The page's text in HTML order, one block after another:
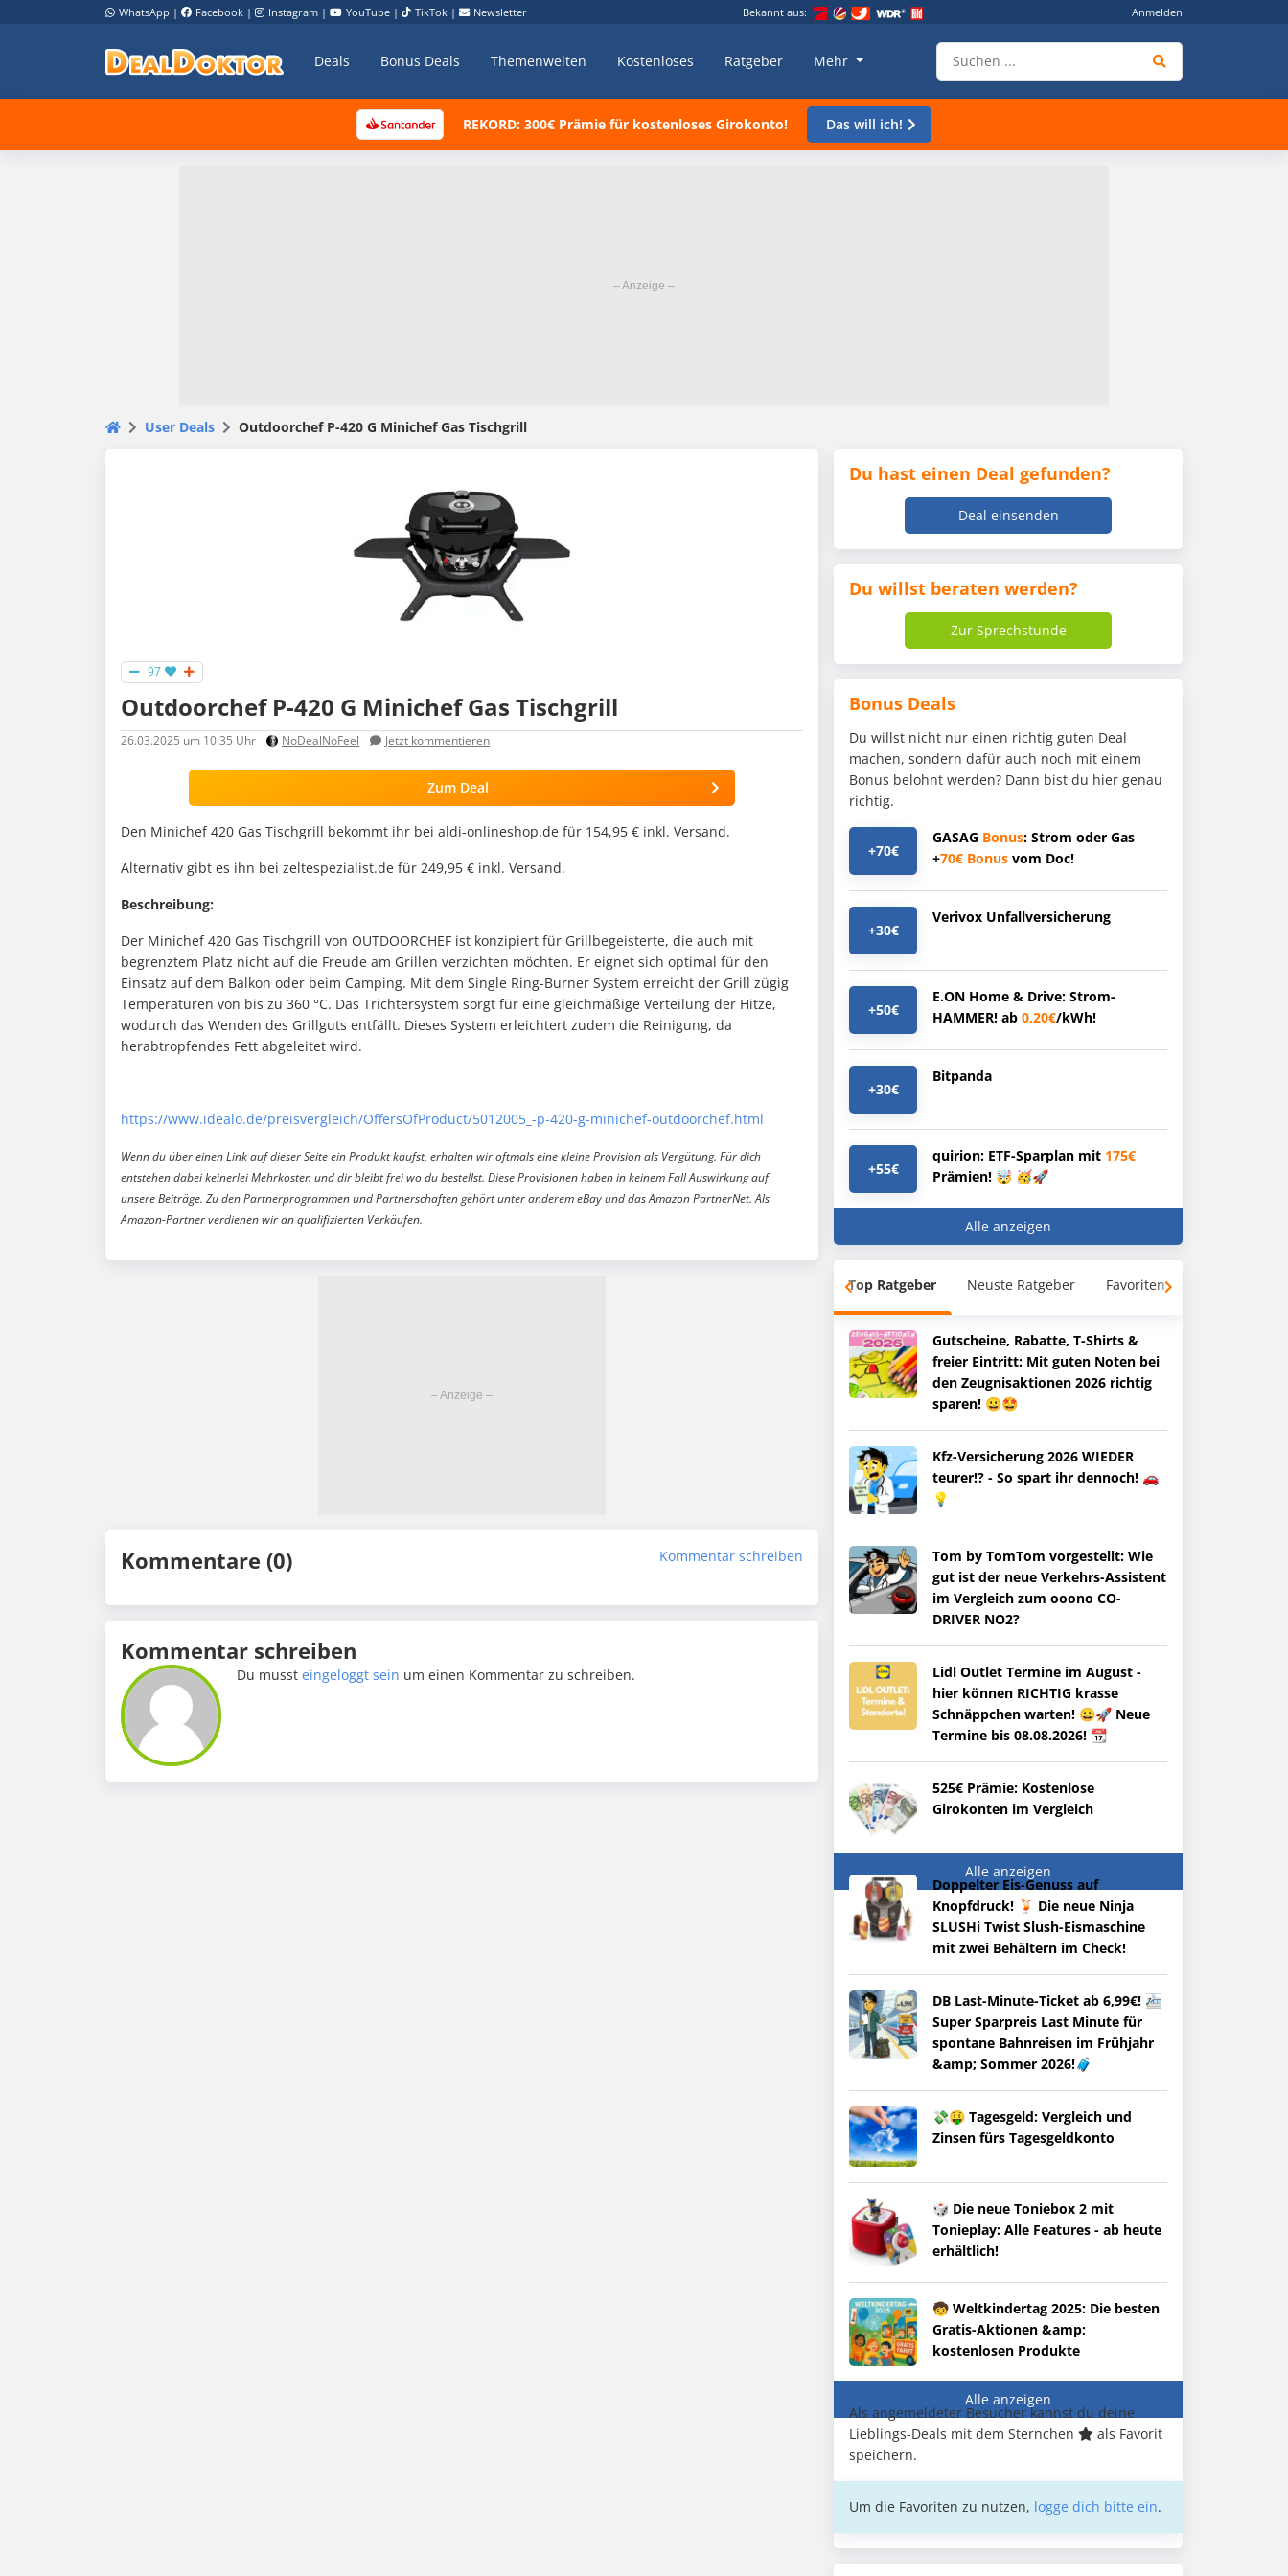
WhatsApp | Facebook | Instagram | YouTube | TikTok | Newsletter Bekannt aus: Anmelden
Deals Bonus Deals Themenwelten Kostenloses Ratgeber Mehr
REKORD: 300€ Prämie für kostenloses Girokonto! Das will ich!
User Deals Outdoorchef P-420 G Minichef Gas Tischgrill
97
Outdoorchef P-420 G Minichef Gas Tischgrill
26.03.2025 um 10:35 Uhr NoDealNoFeel Jetzt kommentieren
Zum Deal
Den Minichef 420 Gas Tischgrill bekommt ihr bei aldi-onlineshop.de für 154,95 € inkl. Versand.
Alternativ gibt es ihn bei zeltespezialist.de für 249,95 € inkl. Versand.
Beschreibung:
Der Minichef 420 Gas Tischgrill von OUTDOORCHEF ist konzipiert für Grillbegeisterte, die auch mit
begrenztem Platz nicht auf die Freude am Grillen verzichten möchten. Er eignet sich optimal für den
Einsatz auf dem Balkon oder beim Camping. Mit dem Single Ring-Burner System erreicht der Grill zügig
Temperaturen von bis zu 360 °C. Das Trichtersystem sorgt für eine gleichmäßige Verteilung der Hitze,
wodurch das Wenden des Grillguts entfällt. Dieses System erleichtert zudem die Reinigung, da
herabtropfendes Fett abgeleitet wird.
https://www.idealo.de/preisvergleich/OffersOfProduct/5012005_-p-420-g-minichef-outdoorchef.html
Wenn du über einen Link auf dieser Seite ein Produkt kaufst, erhalten wir oftmals eine kleine Provision als Vergütung. Für dich
entstehen dabei keinerlei Mehrkosten und dir bleibt frei wo du bestellst. Diese Provisionen haben in keinem Fall Auswirkung auf
unsere Beiträge. Zu den Partnerprogrammen und Partnerschaften gehört unter anderem eBay und das Amazon PartnerNet. Als
Amazon-Partner verdienen wir an qualifizierten Verkäufen.
Kommentare (0) Kommentar schreiben
Kommentar schreiben
Du mussteingeloggt sein um einen Kommentar zu schreiben.
Du hast einen Deal gefunden?
Deal einsenden
Du willst beraten werden?
Zur Sprechstunde
Bonus Deals
Du willst nicht nur einen richtig guten Deal
machen, sondern dafür auch noch mit einem
Bonus belohnt werden? Dann bist du hier genau
richtig.
+70€
GASAG Bonus: Strom oder Gas
+70€ Bonus vom Doc!
+30€
Verivox Unfallversicherung
+50€
E.ON Home & Drive: Strom-
HAMMER! ab 0,20€/kWh!
+30€
Bitpanda
+55€
quirion: ETF-Sparplan mit 175€
Prämien! 🤯 🥳🚀
Alle anzeigen
Top Ratgeber Neuste Ratgeber Favoriten
Gutscheine, Rabatte, T-Shirts &
freier Eintritt: Mit guten Noten bei
den Zeugnisaktionen 2026 richtig
sparen! 😀🤩
Kfz-Versicherung 2026 WIEDER
teurer!? - So spart ihr dennoch! 🚗
💡
Tom by TomTom vorgestellt: Wie
gut ist der neue Verkehrs-Assistent
im Vergleich zum ooono CO-
DRIVER NO2?
Lidl Outlet Termine im August -
hier können RICHTIG krasse
Schnäppchen warten! 😀🚀 Neue
Termine bis 08.08.2026! 📆
525€ Prämie: Kostenlose
Girokonten im Vergleich
Alle anzeigen
Doppelter Eis-Genuss auf
Knopfdruck! 🍹 Die neue Ninja
SLUSHi Twist Slush-Eismaschine
mit zwei Behältern im Check!
DB Last-Minute-Ticket ab 6,99€! 🚈
Super Sparpreis Last Minute für
spontane Bahnreisen im Frühjahr
&amp; Sommer 2026!🧳
💸🤑 Tagesgeld: Vergleich und
Zinsen fürs Tagesgeldkonto
🎲 Die neue Toniebox 2 mit
Tonieplay: Alle Features - ab heute
erhältlich!
🧒 Weltkindertag 2025: Die besten
Gratis-Aktionen &amp;
kostenlosen Produkte
Alle anzeigen
Als angemeldeter Besucher kannst du deine
Lieblings-Deals mit dem Sternchen
als Favorit
speichern.
Um die Favoriten zu nutzen, logge dich bitte ein.